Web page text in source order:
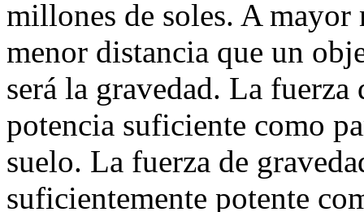
millones de soles. A mayor
menor distancia que un
será la gravedad. La
potencia suficiente como
suelo. La fuerza de
suficientemente potente